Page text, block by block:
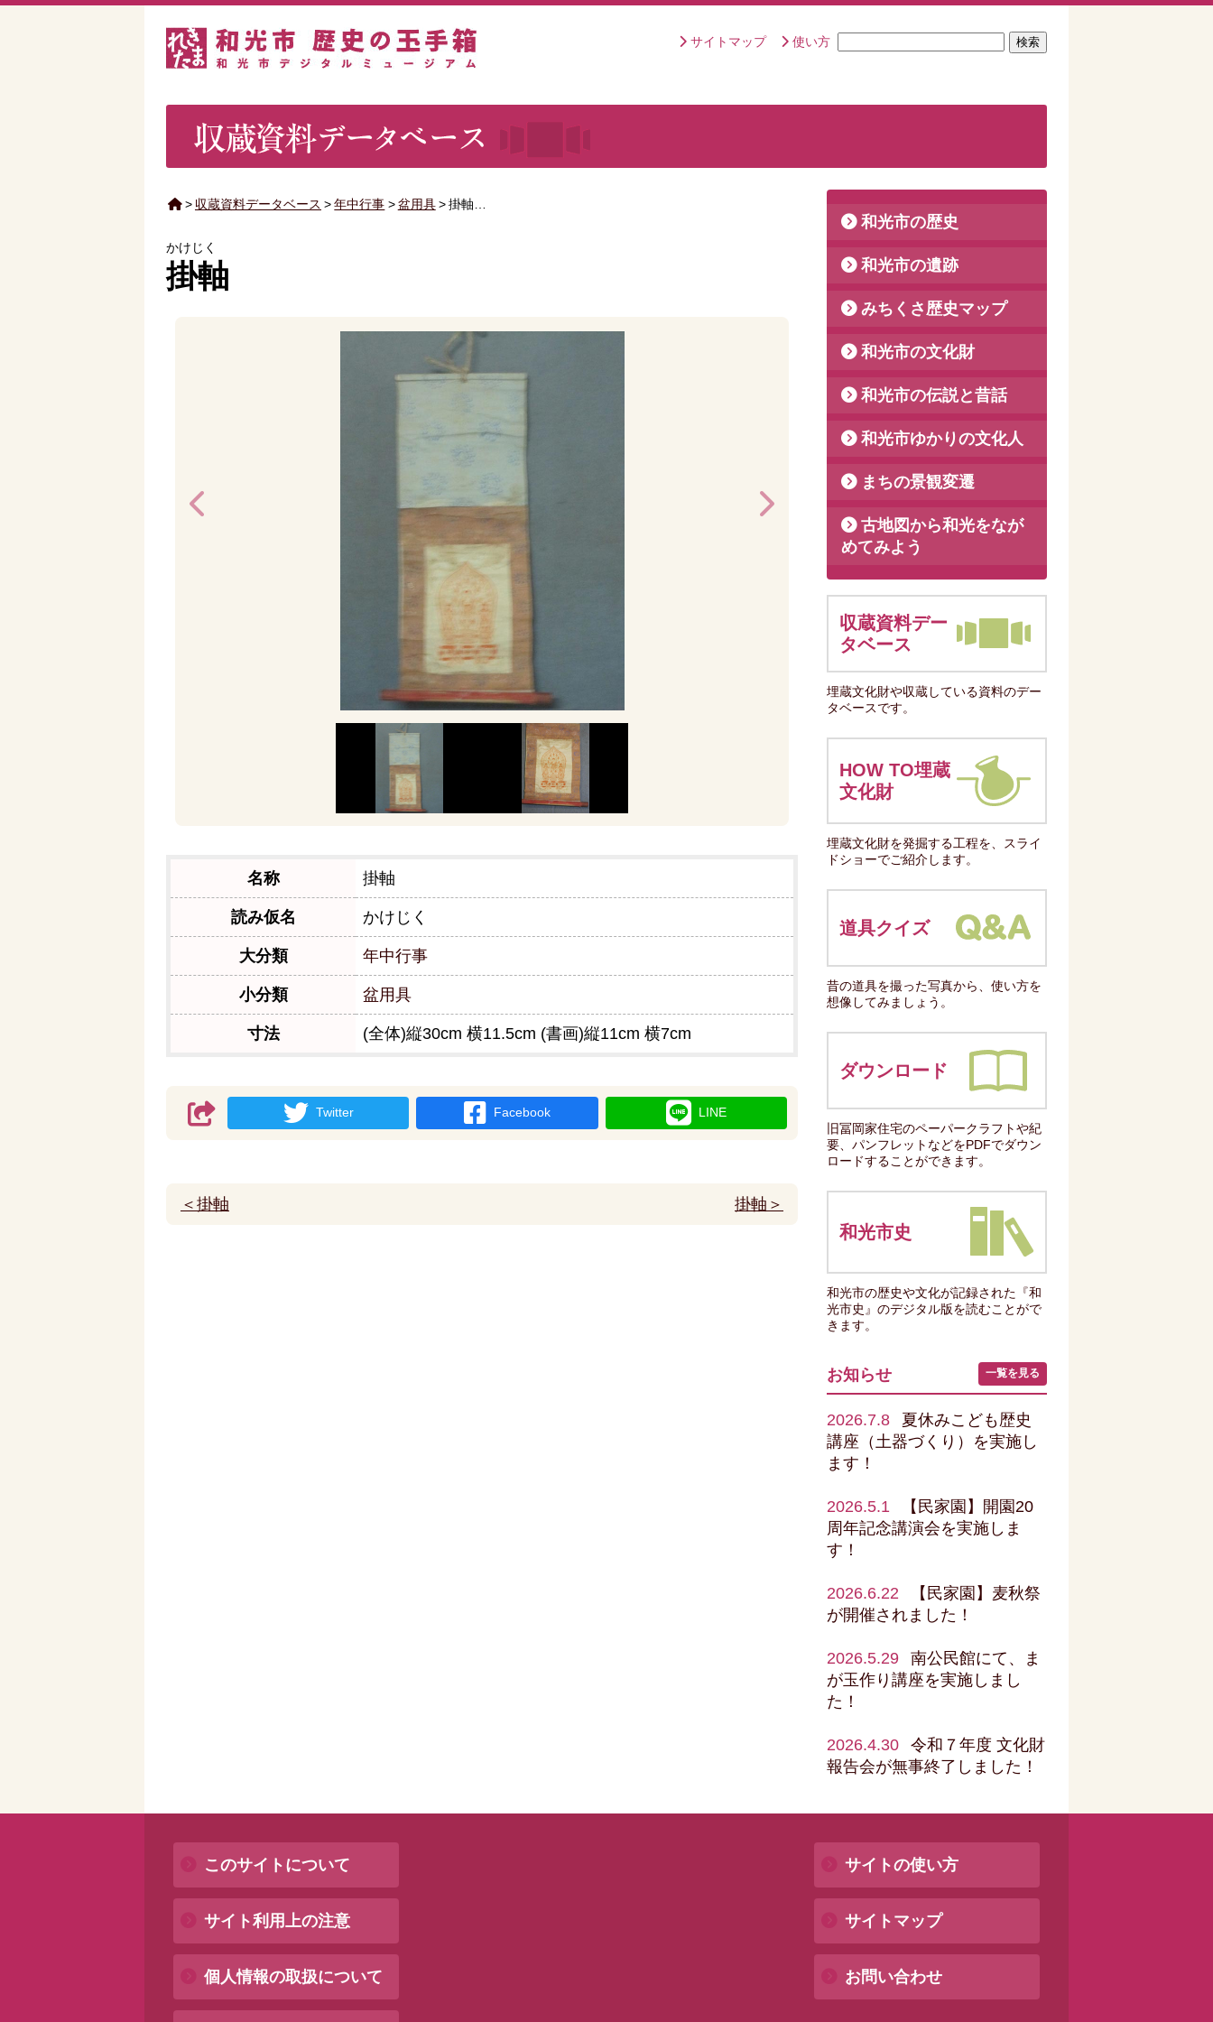
サイトマップ 使い方
> 収蔵資料データベース > 年中行事 > 盆用具 >掛軸…
かけじく
掛軸
名称 掛軸
読み仮名 かけじく
大分類 年中行事
小分類 盆用具
寸法 (全体)縦30cm 横11.5cm (書画)縦11cm 横7cm
Twitter Facebook LINE
＜掛軸 掛軸＞
和光市の歴史
和光市の遺跡
みちくさ歴史マップ
和光市の文化財
和光市の伝説と昔話
和光市ゆかりの文化人
まちの景観変遷
古地図から和光をなが
めてみよう
収蔵資料デー
タベース
埋蔵文化財や収蔵している資料のデー
タベースです。
HOW TO埋蔵
文化財
埋蔵文化財を発掘する工程を、スライ
ドショーでご紹介します。
道具クイズ
昔の道具を撮った写真から、使い方を
想像してみましょう。
ダウンロード
旧冨岡家住宅のペーパークラフトや紀
要、パンフレットなどをPDFでダウン
ロードすることができます。
和光市史
和光市の歴史や文化が記録された『和
光市史』のデジタル版を読むことがで
きます。
お知らせ 一覧を見る
2026.7.8
夏休みこども歴史
講座（土器づくり）を実施し
ます！
2026.5.1
【民家園】開園20
周年記念講演会を実施しま
す！
2026.6.22
【民家園】麦秋祭
が開催されました！
2026.5.29
南公民館にて、ま
が玉作り講座を実施しまし
た！
2026.4.30
令和７年度 文化財
報告会が無事終了しました！
このサイトについて
サイト利用上の注意
個人情報の取扱について
サイトの使い方
サイトマップ
お問い合わせ